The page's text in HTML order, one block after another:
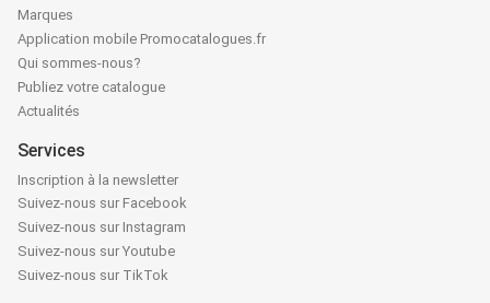
Marques
Application mobile Promocatalogues.fr
Qui sommes-nous?
Publiez votre catalogue
Actualités
Services
Inscription à la newsletter
Suivez-nous sur Facebook
Suivez-nous sur Instagram
Suivez-nous sur Youtube
Suivez-nous sur TikTok